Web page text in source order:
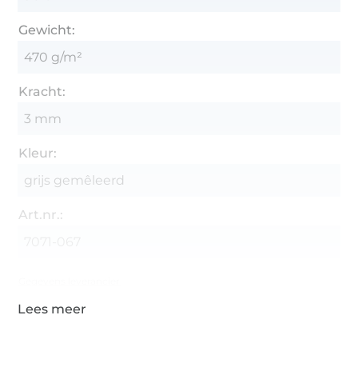
Gewicht:
470 g/m²
Kracht:
3 mm
Kleur:
grijs gemêleerd
Art.nr.: